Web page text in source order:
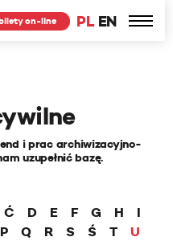
PL EN
on-line
i prac archiwizacyjno-
uzupełnić bazę.
Ć D E F G H
I
P Q R S Ś T
U